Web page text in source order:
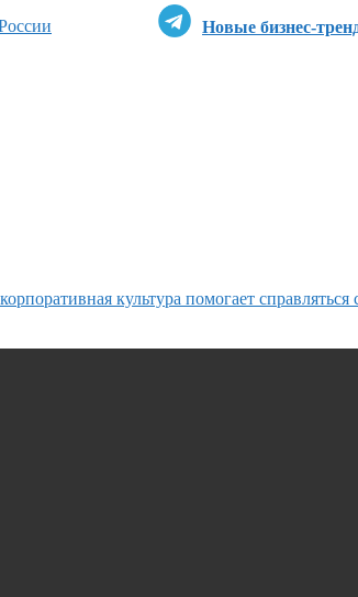
Новые бизнес-
культура помогает